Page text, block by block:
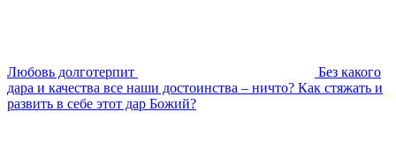
Любовь долготерпит
Без какого
дара и качества все наши достоинства – ничто? Как стяжать и
развить в себе этот дар Божий?